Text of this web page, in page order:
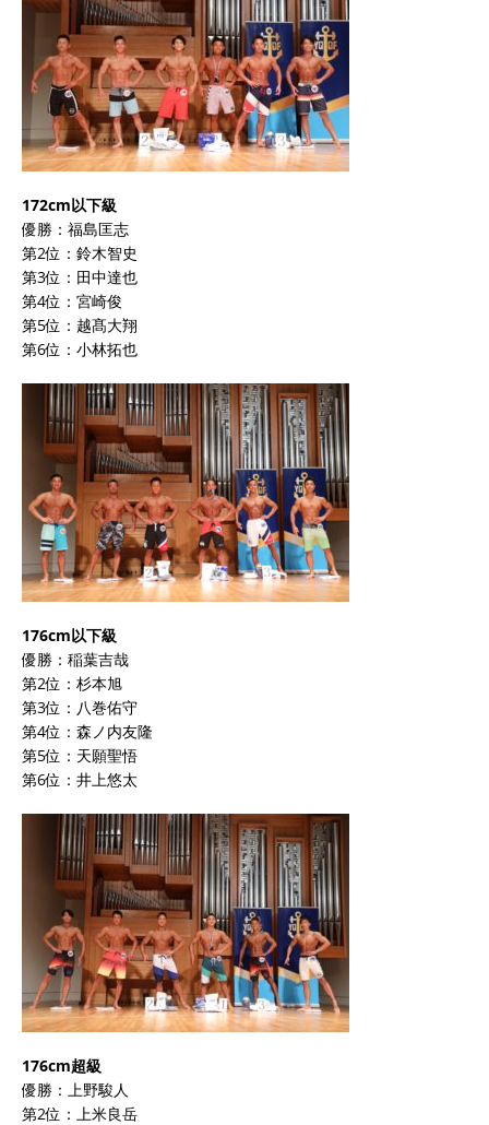
172cm以下級
優勝：福島匡志
第2位：鈴木智史
第3位：田中達也
第4位：宮崎俊
第5位：越髙大翔
第6位：小林拓也
176cm以下級
優勝：稲葉吉哉
第2位：杉本旭
第3位：八巻佑守
第4位：森ノ内友隆
第5位：天願聖悟
第6位：井上悠太
176cm超級
優勝：上野駿人
第2位：上米良岳